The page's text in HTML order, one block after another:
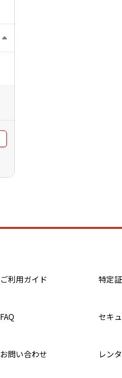
ご利用ガイド 特定
FAQ セキ
お問い合わせ レン